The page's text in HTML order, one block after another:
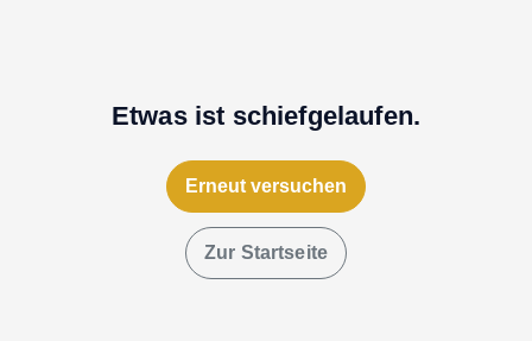
Etwas ist schiefgelaufen.
Erneut versuchen
Zur Startseite